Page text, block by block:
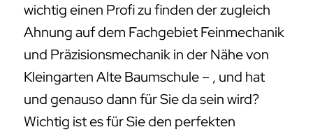
wichtig einen Profi zu finden der zugleich
Ahnung auf dem Fachgebiet Feinmechanik
und Präzisionsmechanik in der Nähe von
Kleingarten Alte Baumschule – , und hat
und genauso dann für Sie da sein wird?
Wichtig ist es für Sie den perfekten